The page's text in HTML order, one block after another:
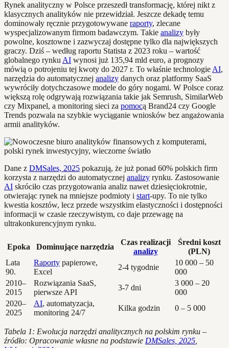
Rynek analityczny w Polsce przeszedł transformację, której nikt z
klasycznych analityków nie przewidział. Jeszcze dekadę temu
dominowały ręcznie przygotowywane raporty, zlecane
wyspecjalizowanym firmom badawczym. Takie analizy były
powolne, kosztowne i zazwyczaj dostępne tylko dla największych
graczy. Dziś – według raportu Statista z 2023 roku – wartość
globalnego rynku AI wynosi już 135,94 mld euro, a prognozy
mówią o potrojeniu tej kwoty do 2027 r. To właśnie technologie AI,
narzędzia do automatycznej analizy danych oraz platformy SaaS
wywróciły dotychczasowe modele do góry nogami. W Polsce coraz
większą rolę odgrywają rozwiązania takie jak Semrush, SimilarWeb
czy Mixpanel, a monitoring sieci za pomocą Brand24 czy Google
Trends pozwala na szybkie wyciąganie wniosków bez angażowania
armii analityków.
Dane z DMSales, 2025 pokazują, że już ponad 60% polskich firm
korzysta z narzędzi do automatycznej analizy rynku. Zastosowanie
AI skróciło czas przygotowania analiz nawet dziesięciokrotnie,
otwierając rynek na mniejsze podmioty i start-upy. To nie tylko
kwestia kosztów, lecz przede wszystkim elastyczności i dostępności
informacji w czasie rzeczywistym, co daje przewagę na
ultrakonkurencyjnym rynku.
Epoka Dominujące narzędzia
Czas realizacji
analizy
Średni koszt
(PLN)
Lata
90.
Raporty papierowe,
Excel
2-4 tygodnie
10 000 – 50
000
2010–
2015
Rozwiązania SaaS,
pierwsze API
3-7 dni
3 000 – 20
000
2020–
2025
AI, automatyzacja,
monitoring 24/7
Kilka godzin 0 – 5 000
Tabela 1: Ewolucja narzędzi analitycznych na polskim rynku –
źródło: Opracowanie własne na podstawie DMSales, 2025